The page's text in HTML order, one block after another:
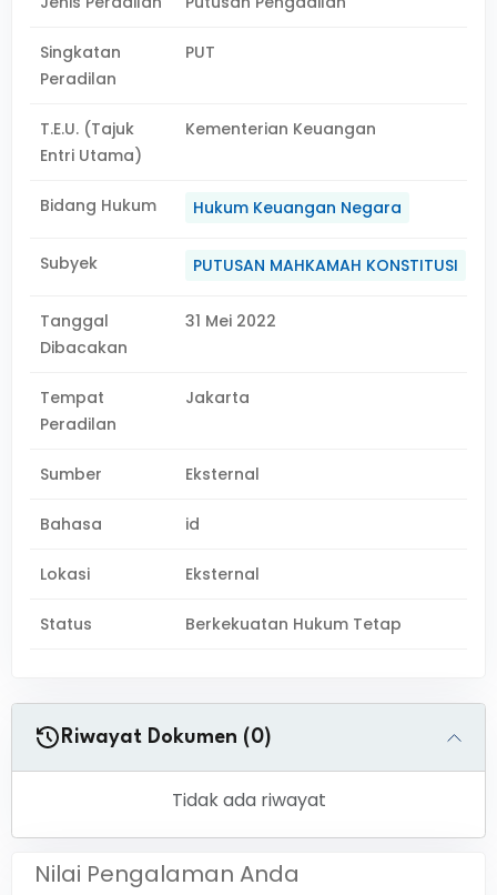
Singkatan
Peradilan
PUT
T.E.U. (Tajuk
Entri Utama)
Kementerian Keuangan
Bidang Hukum Hukum Keuangan Negara
Subyek PUTUSAN MAHKAMAH KONSTITUSI
Tanggal
Dibacakan
31 Mei 2022
Tempat
Peradilan
Jakarta
Sumber Eksternal
Bahasa id
Lokasi Eksternal
Status Berkekuatan Hukum Tetap
Riwayat Dokumen (0)
Tidak ada riwayat
Nilai Pengalaman Anda